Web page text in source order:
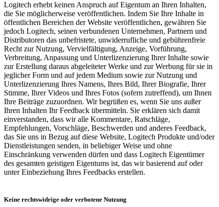
Logitech erhebt keinen Anspruch auf Eigentum an Ihren Inhalten,
die Sie möglicherweise veröffentlichen. Indem Sie Ihre Inhalte in
öffentlichen Bereichen der Website veröffentlichen, gewähren Sie
jedoch Logitech, seinen verbundenen Unternehmen, Partnern und
Distributoren das unbefristete, unwiderrufliche und gebührenfreie
Recht zur Nutzung, Vervielfältigung, Anzeige, Vorführung,
Verbreitung, Anpassung und Unterlizenzierung Ihrer Inhalte sowie
zur Erstellung daraus abgeleiteter Werke und zur Werbung für sie in
jeglicher Form und auf jedem Medium sowie zur Nutzung und
Unterlizenzierung Ihres Namens, Ihres Bild, Ihrer Biografie, Ihrer
Stimme, Ihrer Videos und Ihres Fotos (sofern zutreffend), um Ihnen
Ihre Beiträge zuzuordnen. Wir begrüßen es, wenn Sie uns außer
Ihren Inhalten Ihr Feedback übermitteln. Sie erklären sich damit
einverstanden, dass wir alle Kommentare, Ratschläge,
Empfehlungen, Vorschläge, Beschwerden und anderes Feedback,
das Sie uns in Bezug auf diese Website, Logitech Produkte und/oder
Dienstleistungen senden, in beliebiger Weise und ohne
Einschränkung verwenden dürfen und dass Logitech Eigentümer
des gesamten geistigen Eigentums ist, das wir basierend auf oder
unter Einbeziehung Ihres Feedbacks erstellen.
Keine rechtswidrige oder verbotene Nutzung